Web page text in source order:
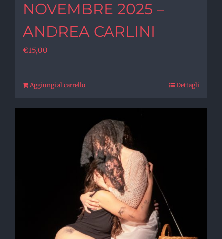
NOVEMBRE 2025 –
ANDREA CARLINI
€15,00
Aggiungi al carrello Dettagli